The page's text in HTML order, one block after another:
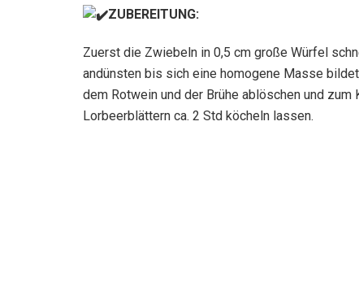
ZUBEREITUNG:
Zuerst die Zwiebeln in 0,5 cm große Würfel
andünsten bis sich eine homogene Masse
dem Rotwein und der Brühe ablöschen und
Lorbeerblättern ca. 2 Std köcheln lassen.